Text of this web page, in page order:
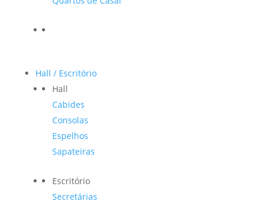
Hall / Escritório
Hall
Cabides
Consolas
Espelhos
Sapateiras
Escritório
Secretárias